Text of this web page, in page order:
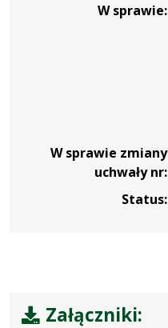
W sprawie:
W sprawie zmiany
uchwały nr:
Status:
Załączniki: